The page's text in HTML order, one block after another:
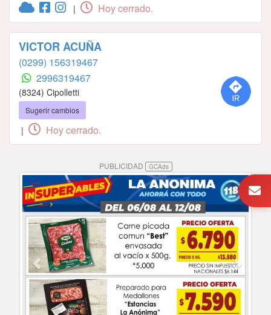
| Hoy cerrado.
VICTOR ACUÑA
(0299) 156319467
2996319467
(8324) Cipolletti
Sugerir cambios
| Hoy cerrado.
PUBLICIDAD GCAds